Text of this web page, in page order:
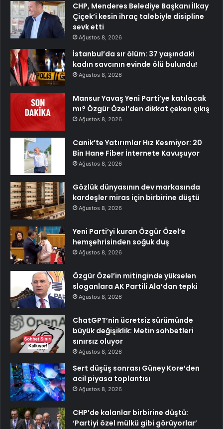
CHP, Menderes Belediye Başkanı İlkay
Çiçek’i kesin ihraç talebiyle disipline
sevk etti
Ağustos 8, 2026
İstanbul’da sır ölüm: 37 yaşındaki
kadın savcının evinde ölü bulundu!
Ağustos 8, 2026
Mansur Yavaş Yeni Parti’ye katılacak
mı? Özgür Özel’den dikkat çeken çıkış
Ağustos 8, 2026
Canik’te Yatırımlar Hız Kesmiyor: 20
Bin Hane Fiber İnternete Kavuşuyor
Ağustos 8, 2026
Gözlük dünyasının dev markasında
kardeşler miras için birbirine düştü
Ağustos 8, 2026
Yeni Parti’yi kuran Özgür Özel’e
hemşehrisinden soğuk duş
Ağustos 8, 2026
Özgür Özel’in mitinginde yükselen
sloganlara AK Partili Ala’dan tepki
Ağustos 8, 2026
ChatGPT’nin ücretsiz sürümünde
büyük değişiklik: Metin sohbetleri
sınırsız oluyor
Ağustos 8, 2026
Sert düşüş sonrası Güney Kore’den
acil piyasa toplantısı
Ağustos 8, 2026
CHP’de kalanlar birbirine düştü:
‘Partiyi özel mülkü gibi görüyorlar’